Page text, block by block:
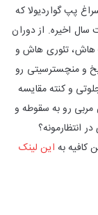
پپ گواردیولا که
اخیره. از دوران
هاش، تئوری هاش و
و منچسترسیتی رو
و کنته مقایسه
مربی رو به سقوطه و
انتظارمونه؟
به این لینک